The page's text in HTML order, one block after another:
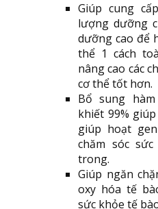
Giúp cung
lượng dưỡng
dưỡng cao để
thể 1 cách
nâng cao các
cơ thể tốt hơn.
Bổ sung
khiết 99%
giúp hoạt
chăm sóc
trong.
Giúp ngăn
oxy hóa tế
sức khỏe tế